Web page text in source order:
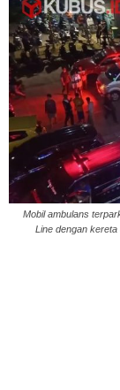
Mobil ambulans
Line dengan